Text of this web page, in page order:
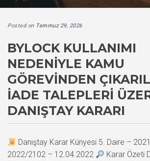
Posted on Temmuz 29, 2026
BYLOCK KULLANIMI
NEDENIYLE KAMU
GÖREVINDEN
İADE TALEPLERI
DANIŞTAY KARARI
Danıştay Karar Künyesi 5. Daire –
2022/2102 – 12.04.2022
Karar Özeti